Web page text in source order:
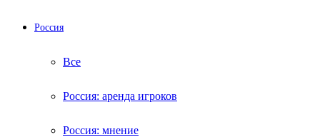
Россия
Все
Россия: аренда игроков
Россия: мнение